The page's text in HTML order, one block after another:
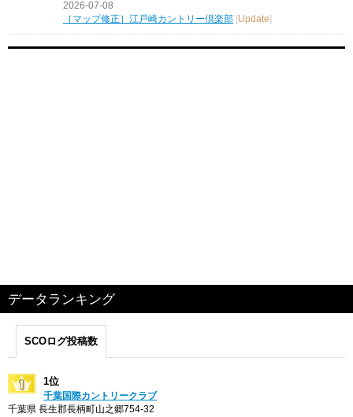
2026-07-08
［マップ修正］江戸崎カントリー倶楽部 Update
データランキング
SCOログ投稿数
1位
千葉国際カントリークラブ
千葉県 長生郡長柄町山之郷754-32